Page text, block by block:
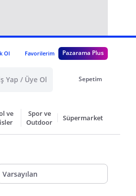
Ol Favorilerim Pazarama Plus
Yap / Üye Ol Sepetim
ve
Spor ve
Outdoor
Süpermarket
Varsayılan